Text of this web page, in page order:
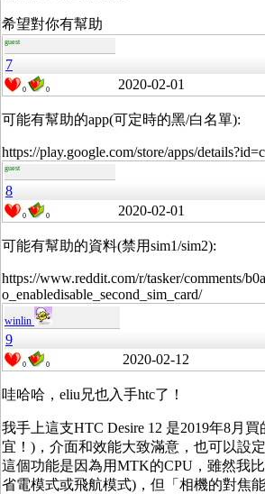
希望對你有幫助
guest
7
0 0 2020-02-01
可能有幫助的app(可定時的黑/白名單):
https://play.google.com/store/apps/
guest
8
0 0 2020-02-01
可能有幫助的資料(禁用sim1/sim2):
https://www.reddit.com/r/tasker/comments/
o_enabledisable_second_sim_card/
winlin
9
0 0 2020-02-12
哇哈哈，eliu兄也入手htc了！
我手上這支HTC Desire 12 是2019年8月買
宜！)，介面和效能大致滿意，也可以設
這個功能是因為用MTK的CPU，雖然我
省電模式或飛航模式)，但「相機的對焦